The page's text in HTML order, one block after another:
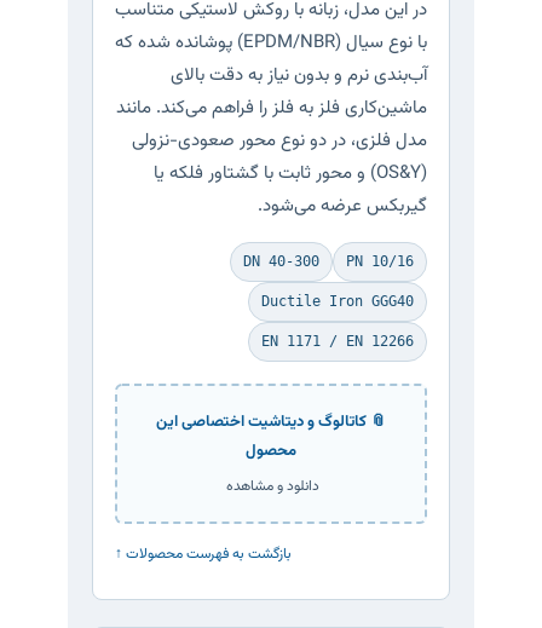
در این مدل، زبانه با روکش لاستیکی متناسب
با نوع سیال (EPDM/NBR) پوشانده شده که
آب‌بندی نرم و بدون نیاز به دقت بالای
ماشین‌کاری فلز به فلز را فراهم می‌کند. مانند
مدل فلزی، در دو نوع محور صعودی-نزولی
(OS&Y) و محور ثابت با گشتاور فلکه یا
گیربکس عرضه می‌شود.
PN 10/16
DN 40-300
Ductile Iron GGG40
EN 1171 / EN 12266
📎 کاتالوگ و دیتاشیت اختصاصی این
محصول
دانلود و مشاهده
↑ بازگشت به فهرست محصولات